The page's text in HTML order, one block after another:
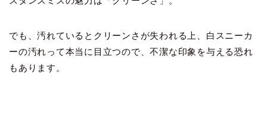
でも、汚れているとクリーンさが失われる上、白スニーカ
ーの汚れって本当に目立つので、不潔な印象を与える恐れ
もあります。